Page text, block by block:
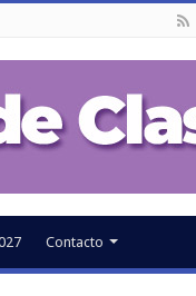
Contacto